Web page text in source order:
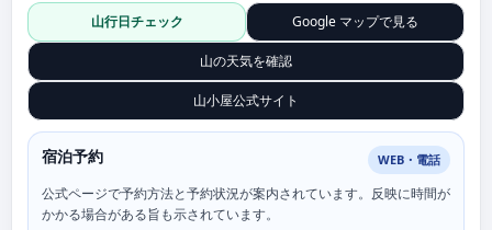
山行日チェック Google マップで見る
山の天気を確認
山小屋公式サイト
宿泊予約 WEB・電話
公式ページで予約方法と予約状況が案内されています。反映に時間が
かかる場合がある旨も示されています。